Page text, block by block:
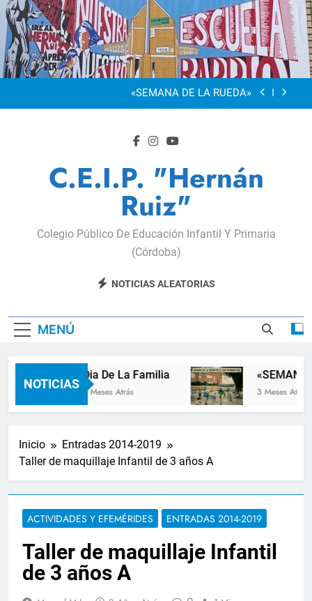
Saltar
al
contenido
“Visibles Sí”
Dia De La Familia
«SEMANA DE LA RUEDA»
Dia De La Familia
«SEMANA DE LA RUEDA»
Apadrinamiento Lector 2026
C.E.I.P. "Hernán
Ruiz"
Colegio Público De Educación Infantil Y Primaria
(Córdoba)
NOTICIAS ALEATORIAS
MENÚ
NOTICIAS
Dia De La Familia
2 Meses Atrás
«SEMANA
3 Meses Atrás
Inicio
Entradas 2014-2019
Taller de maquillaje Infantil de 3 años A
ACTIVIDADES Y EFEMÉRIDES ENTRADAS 2014-2019
Taller de maquillaje Infantil
de 3 años A